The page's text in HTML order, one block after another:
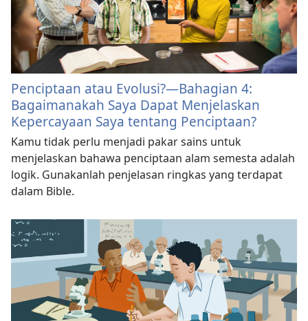
Penciptaan atau Evolusi?​—Bahagian 4:
Bagaimanakah Saya Dapat Menjelaskan
Kepercayaan Saya tentang Penciptaan?
Kamu tidak perlu menjadi pakar sains untuk
menjelaskan bahawa penciptaan alam semesta adalah
logik. Gunakanlah penjelasan ringkas yang terdapat
dalam Bible.